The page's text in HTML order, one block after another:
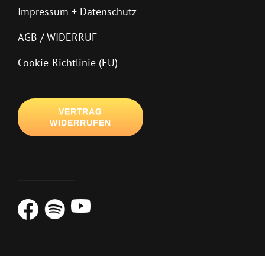
Impressum + Datenschutz
AGB / WIDERRUF
Cookie-Richtlinie (EU)
VERTRAG
WIDERRUFEN